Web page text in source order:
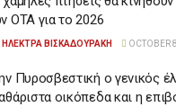
ΟΤΑ για το 2026
ΗΛΕΚΤΡΑ ΒΙΣΚΑΔΟΥΡΑΚΗ OCTOBER
Πυροσβεστική ο γενικός
οικόπεδα και η